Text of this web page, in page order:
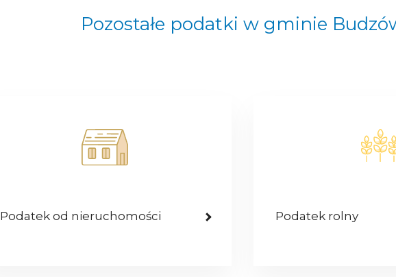
Pozostałe podatki w gminie
Podatek od nieruchomości Podatek rolny